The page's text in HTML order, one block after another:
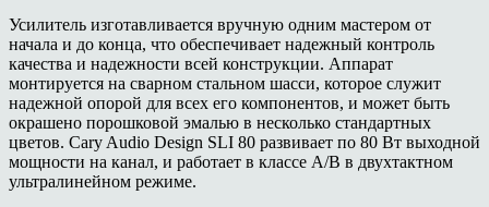
Усилитель изготавливается вручную одним мастером от
начала и до конца, что обеспечивает надежный контроль
качества и надежности всей конструкции. Аппарат
монтируется на сварном стальном шасси, которое служит
надежной опорой для всех его компонентов, и может быть
окрашено порошковой эмалью в несколько стандартных
цветов. Cary Audio Design SLI 80 развивает по 80 Вт выходной
мощности на канал, и работает в классе A/B в двухтактном
ультралинейном режиме.